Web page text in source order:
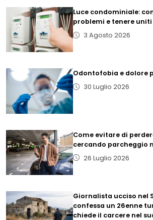
Luce condominiale:
problemi e tenere
3 Agosto 2026
Odontofobia e dolore
30 Luglio 2026
Come evitare di
cercando parcheggio
26 Luglio 2026
Giornalista ucciso nel
confessa un 26enne
chiede il carcere nel